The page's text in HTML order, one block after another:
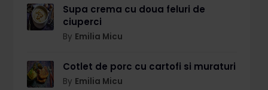
Supa crema cu doua feluri de
ciuperci
By Emilia Micu
Cotlet de porc cu cartofi si muraturi
By Emilia Micu